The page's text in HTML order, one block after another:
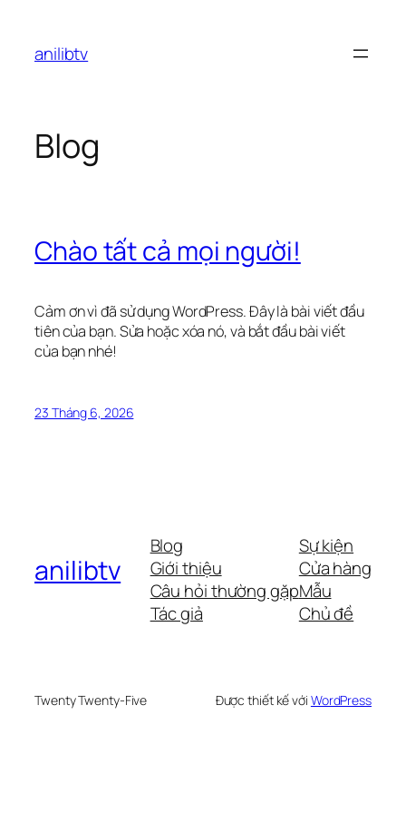
phầnanilibtv
Blog
Chào tất cả mọi người!
Cảm ơn vì đã sử dụng WordPress. Đây là bài viết đầu
tiên của bạn. Sửa hoặc xóa nó, và bắt đầu bài viết
của bạn nhé!
23 Tháng 6, 2026
anilibtv
Blog
Giới thiệu
Câu hỏi thường gặp
Tác giả
Sự kiện
Cửa hàng
Mẫu
Chủ đề
Twenty Twenty-Five Được thiết kế với WordPress